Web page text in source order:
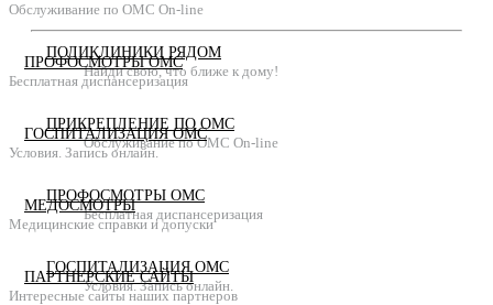
ПОЛИКЛИНИКИ РЯДОМ
Найди свою, что ближе к дому!
ПРИКРЕПЛЕНИЕ ПО ОМС
Обслуживание по ОМС On-line
ПРОФОСМОТРЫ ОМС
Бесплатная диспансеризация
ГОСПИТАЛИЗАЦИЯ ОМС
Условия. Запись онлайн.
Обслуживание по ОМС On-line
ПРОФОСМОТРЫ ОМС
Бесплатная диспансеризация
ГОСПИТАЛИЗАЦИЯ ОМС
Условия. Запись онлайн.
МЕДОСМОТРЫ
Медицинские справки и допуски
ПАРТНЕРСКИЕ САЙТЫ
Интересные сайты наших партнеров